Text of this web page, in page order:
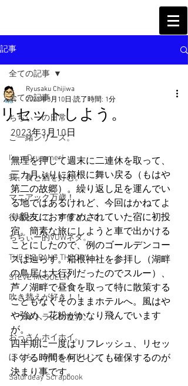
記事
全ての記事
ちぢぃーの日常
ご一緒シリーズ。
I'm a Drummer!
我、食と酒を好む。
マニアック万歳！
役者として、声優として。
ちぢぃー的VOWネタ。
THE BIG BANG THEORY
STEVE McQUEEN
吹き替えが好き！！
「ウルトラ」の世界。
おっさんホイホイ。
ぼくら、YMOチルドレン。
Saturdeay Scrapbook
全ての記事
リセットしよう。
Ryusaku Chijiwa
2023年3月10日 読了時間: 1分
2023年3月10日
無理を押して週末に二連休を取って、
三カ月ぶりに箱根に舞い戻る（もはや
第二の故郷）。繰り返し足を運んでい
る地ではあるけれど、今回はかねてよ
り親友におすすめされていた宿に初投
宿。簡素な旅にしようと車で出かける
ことにしたので、例のゴールデンコー
スは辿らず。箱根神社を参拝し（湖畔
の鳥居は大行列だったのでスルー）、
芦ノ湖畔で昼食を取って特に散策する
こともなくそのままホテルへ。風はや
や強め、花粉がかなり飛んでいます
が。
四半期に一度はリフレッシュ、リセッ
トする時間を何としても確保するのが
決まり事です。